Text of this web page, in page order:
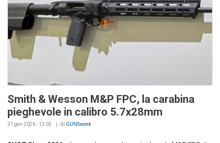
Smith & Wesson M&P FPC, la carabina
pieghevole in calibro 5.7x28mm
21 gen 2026 - 13:03 di GUNSweek